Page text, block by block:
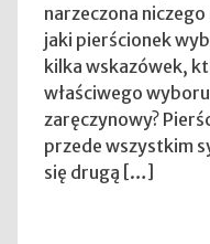
narzeczona
jaki pierścionek
kilka wskazówek,
właściwego
zaręczynowy?
przede wszystkim
się drugą […]